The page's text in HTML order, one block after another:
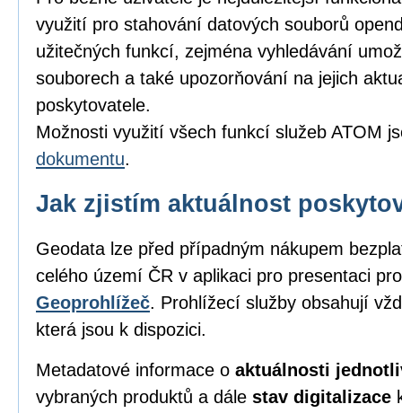
využití pro stahování datových souborů
užitečných funkcí, zejména vyhledávání
souborech a také upozorňování na jejich
poskytovatele.
Možnosti využití všech funkcí služeb ATOM
dokumentu.
Jak zjistím aktuálnost
Geodata lze před případným nákupem
celého území ČR v aplikaci pro presentaci
Geoprohlížeč. Prohlížecí služby obsahují
která jsou k dispozici.
Metadatové informace o aktuálnosti
vybraných produktů a dále stav digitalizace